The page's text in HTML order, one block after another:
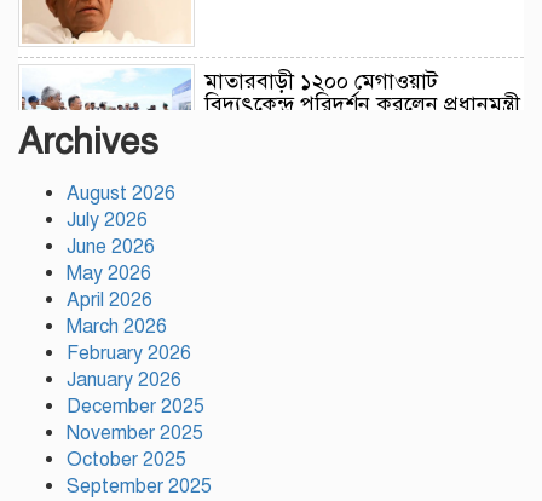
মাতারবাড়ী ১২০০ মেগাওয়াট
বিদ্যুৎকেন্দ্র পরিদর্শন করলেন প্রধানমন্ত্রী
Archives
August 2026
July 2026
June 2026
May 2026
April 2026
March 2026
February 2026
January 2026
December 2025
November 2025
October 2025
September 2025